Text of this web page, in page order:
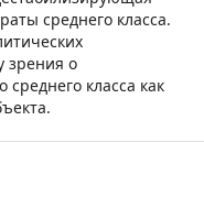
среднего класса.
зрения о
класса как